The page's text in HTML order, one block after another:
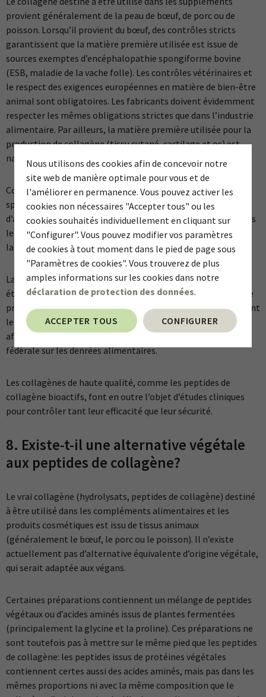
Nous utilisons des cookies afin de concevoir notre
site web de manière optimale pour vous et de
l'améliorer en permanence. Vous pouvez activer les
cookies non nécessaires "Accepter tous" ou les
cookies souhaités individuellement en cliquant sur
"Configurer". Vous pouvez modifier vos paramètres
de cookies à tout moment dans le pied de page sous
"Paramètres de cookies". Vous trouverez de plus
amples informations sur les cookies dans notre
déclaration de protection des données.
ACCEPTER TOUS CONFIGURER
provient généralement de la peau de bœuf, de porc ou de
poisson. Lorsqu’il provient du bœuf, des contrôles stricts
garantissent que la matière première utilisée est issue de
sources exemptes d’encéphalopathie spongiforme bovine
(ESB, maladie de la vache folle). Les contrôles vétérinaires et
le respect des exigences européennes en matière de bien-être
animal sont obligatoires. Les fabricants doivent évidemment
respecter les mêmes obligations strictes que dans l’industrie
alimentaire. Par ailleurs, la matière première utilisée pour la
production de collagène (tissu cutané, cartilage et os) est
naturellement exempte de traces d’ESB.
Conformément aux règles d’hygiène qui s’appliquent
spécifiquement aux aliments d’origine animale, aucune trace
d’antibiotiques ni de conservateurs ne doit être présente dans
le produit, ce qui fait également l’objet de contrôles en
laboratoire.
La production de collagène de haute qualité est donc très
étroitement contrôlée. Les fabricants dignes de confiance de
produits de haute qualité contrôlent en outre chaque lot avant
le conditionnement, à la recherche d’éventuelles impuretés,
afin que le produit respecte les dispositions strictes de la loi
fédérale sur les denrées alimentaires.
Les collagènes de haute qualité, comme les peptides de
collagène bioactifs, font en outre l’objet d’études cliniques
pour contrôler tant leur efficacité que leur sécurité.
8. Existe-t-il une alternative végétale
aux peptides de collagène?
Le vrai collagène (hydrolysats, peptides de collagène) destiné
à être utilisé dans les compléments alimentaires et les
produits cosmétiques est issu de tissus animaux
(généralement le bœuf, le porc ou le poisson). Il n’existe
actuellement pas d’alternative équivalente d’origine végétale,
qui serait adaptée aux végans.
Certaines préparations contiennent un mélange de peptides
végétaux ou d’acides aminés issus de plantes fermentées
(principalement la glycine et la proline). Ces préparations ne
sont toutefois pas à mettre sur le même pied que les peptides
de collagène: les peptides issus de protéines végétales
contiennent certes aussi des acides aminés, mais pas dans les
mêmes proportions ni avec la même composition que le